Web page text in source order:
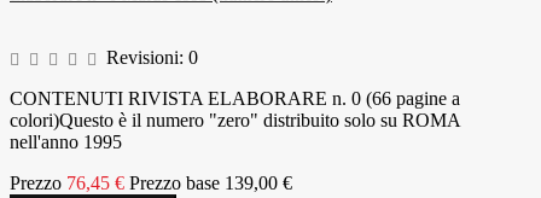
Revisioni: 0
CONTENUTI RIVISTA ELABORARE n. 0 (66 pagine a
colori)Questo è il numero "zero" distribuito solo su ROMA
nell'anno 1995
Prezzo 76,45 € Prezzo base 139,00 €